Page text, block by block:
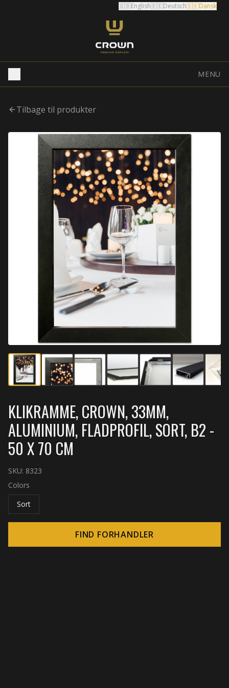
🇬🇧English🇩🇪Deutsch🇩🇰Dansk
MENU
Tilbage til produkter
KLIKRAMME, CROWN, 33MM,
ALUMINIUM, FLADPROFIL, SORT, B2 -
50 X 70 CM
SKU: 8323
Colors
Sort
FIND FORHANDLER